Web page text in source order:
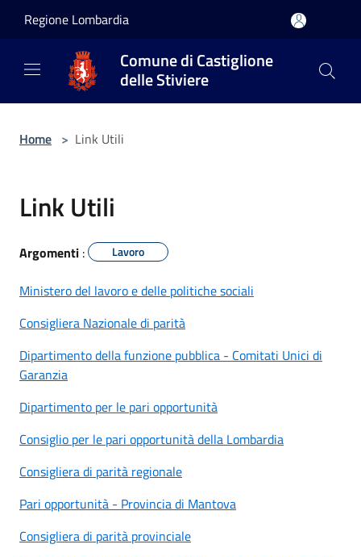
Regione Lombardia
Comune di Castiglione
delle Stiviere
Home > Link Utili
Link Utili
Argomenti : Lavoro
Ministero del lavoro e delle politiche sociali
Consigliera Nazionale di parità
Dipartimento della funzione pubblica - Comitati Unici di
Garanzia
Dipartimento per le pari opportunità
Consiglio per le pari opportunità della Lombardia
Consigliera di parità regionale
Pari opportunità - Provincia di Mantova
Consigliera di parità provinciale